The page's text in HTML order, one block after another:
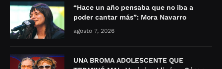
“Hace un año pensaba que no iba a
poder cantar más”: Mora Navarro
agosto 7, 2026
UNA BROMA ADOLESCENTE QUE